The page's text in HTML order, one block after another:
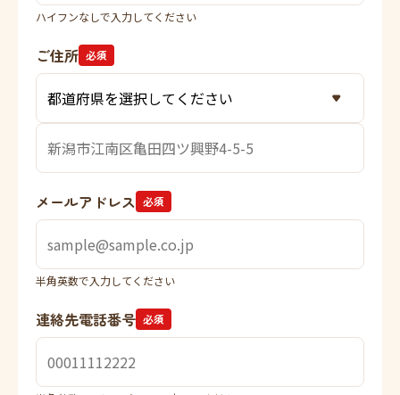
ハイフンなしで入力してください
ご住所 必須
メールアドレス 必須
半角英数で入力してください
連絡先電話番号 必須